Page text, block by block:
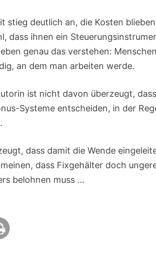
stieg deutlich an, die Kosten
dass ihnen ein
genau das verstehen:
an dem man arbeiten werde.
ist nicht davon überzeugt,
Systeme entscheiden, in der
dass damit die Wende
dass Fixgehälter doch
belohnen muss …